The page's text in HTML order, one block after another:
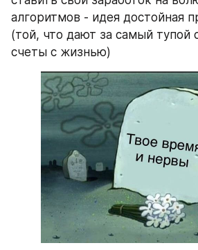
алгоритмов - идея достойная
(той, что дают за самый тупой
счеты с жизнью)